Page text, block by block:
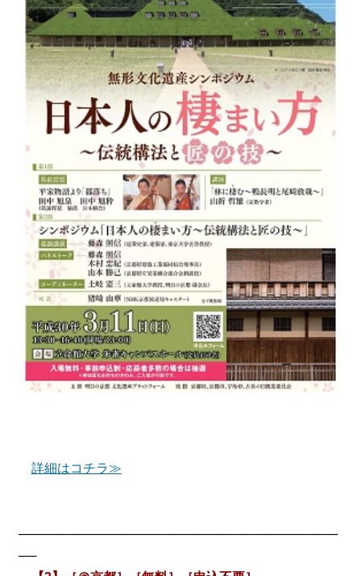
詳細はコチラ≫
────────────────────────────────────
──